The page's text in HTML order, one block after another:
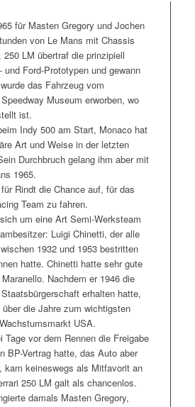
für Masten Gregory und Jochen
von Le Mans mit Chassis
LM übertraf die prinzipiell
und Ford-Prototypen und gewann
das Fahrzeug vom
Museum erworben, wo
ist.
Indy 500 am Start, Monaco hat
Art und Weise in der letzten
Durchbruch gelang ihm aber mit
1965.
Rindt die Chance auf, für das
Team zu fahren.
um eine Art Semi-Werksteam
Luigi Chinetti, der alle
1932 und 1953 bestritten
hatte. Chinetti hatte sehr gute
Nachdem er 1946 die
erhalten hatte,
die Jahre zum wichtigsten
USA.
Tage vor dem Rennen die Freigabe
BP-Vertrag hatte, das Auto aber
kam keineswegs als Mitfavorit an
250 LM galt als chancenlos.
damals Masten Gregory,